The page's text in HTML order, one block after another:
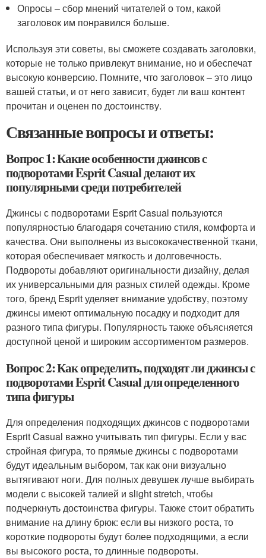
Опросы – сбор мнений читателей о том, какой
заголовок им понравился больше.
Используя эти советы, вы сможете создавать заголовки,
которые не только привлекут внимание, но и обеспечат
высокую конверсию. Помните, что заголовок – это лицо
вашей статьи, и от него зависит, будет ли ваш контент
прочитан и оценен по достоинству.
Связанные вопросы и ответы:
Вопрос 1: Какие особенности джинсов с
подворотами Esprit Casual делают их
популярными среди потребителей
Джинсы с подворотами Esprit Casual пользуются
популярностью благодаря сочетанию стиля, комфорта и
качества. Они выполнены из высококачественной ткани,
которая обеспечивает мягкость и долговечность.
Подвороты добавляют оригинальности дизайну, делая
их универсальными для разных стилей одежды. Кроме
того, бренд Esprit уделяет внимание удобству, поэтому
джинсы имеют оптимальную посадку и подходит для
разного типа фигуры. Популярность также объясняется
доступной ценой и широким ассортиментом размеров.
Вопрос 2: Как определить, подходят ли джинсы с
подворотами Esprit Casual для определенного
типа фигуры
Для определения подходящих джинсов с подворотами
Esprit Casual важно учитывать тип фигуры. Если у вас
стройная фигура, то прямые джинсы с подворотами
будут идеальным выбором, так как они визуально
вытягивают ноги. Для полных девушек лучше выбирать
модели с высокей талией и slight stretch, чтобы
подчеркнуть достоинства фигуры. Также стоит обратить
внимание на длину брюк: если вы низкого роста, то
короткие подвороты будут более подходящими, а если
вы высокого роста, то длинные подвороты.